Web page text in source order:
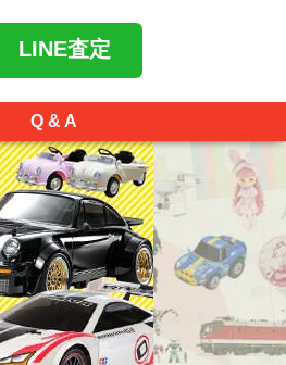
LINE査定
Q & A